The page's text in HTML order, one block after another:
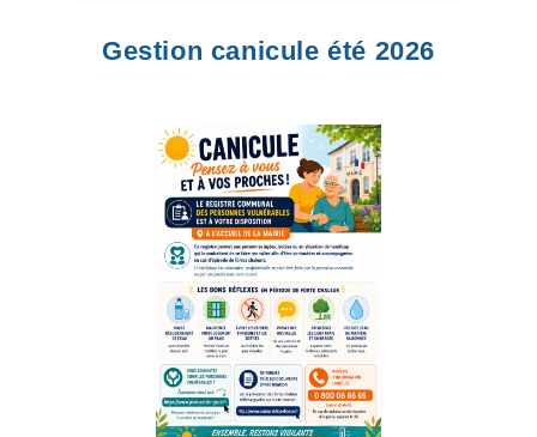
Gestion canicule été 2026